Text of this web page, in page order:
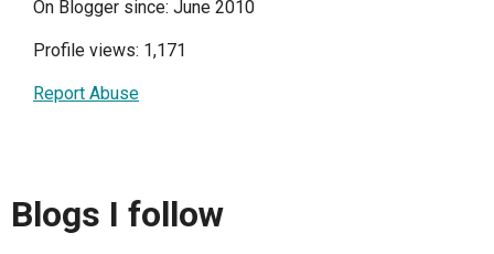
On Blogger since: June 2010
Profile views: 1,171
Report Abuse
Blogs I follow